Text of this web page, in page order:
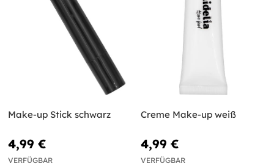
Make-up Stick schwarz
4,99 €
VERFÜGBAR
Creme Make-up weiß
4,99 €
VERFÜGBAR